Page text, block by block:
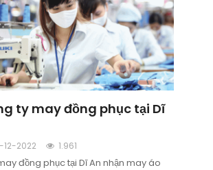
ty may đồng phục tại Dĩ
12-2022 1.961
đồng phục tại Dĩ An nhận may áo